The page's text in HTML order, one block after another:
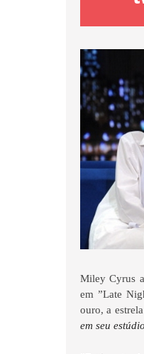
Miley Cyrus
em ”Late
ouro, a
em seu